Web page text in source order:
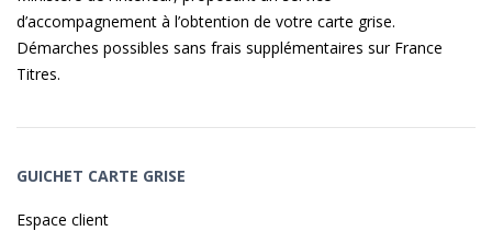
d’accompagnement à l’obtention de votre carte grise.
Démarches possibles sans frais supplémentaires sur France
Titres.
GUICHET CARTE GRISE
Espace client